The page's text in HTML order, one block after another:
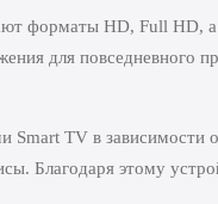
форматы HD, Full HD,
для повседневного
TV в зависимости
Благодаря этому